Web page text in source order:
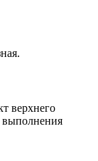
верхнего
выполнения